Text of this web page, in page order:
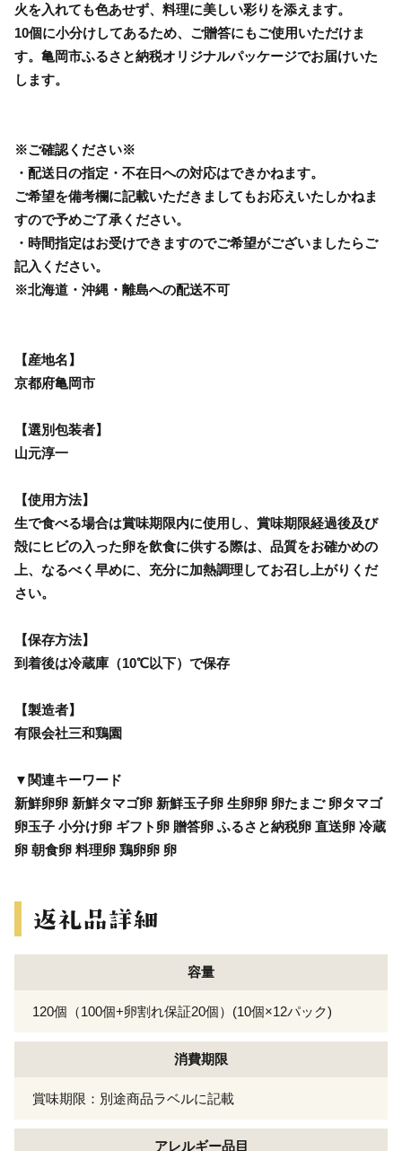
火を入れても色あせず、料理に美しい彩りを添えます。
10個に小分けしてあるため、ご贈答にもご使用いただけま
す。亀岡市ふるさと納税オリジナルパッケージでお届けいた
します。
※ご確認ください※
・配送日の指定・不在日への対応はできかねます。
ご希望を備考欄に記載いただきましてもお応えいたしかねま
すので予めご了承ください。
・時間指定はお受けできますのでご希望がございましたらご
記入ください。
※北海道・沖縄・離島への配送不可
【産地名】
京都府亀岡市
【選別包装者】
山元淳一
【使用方法】
生で食べる場合は賞味期限内に使用し、賞味期限経過後及び
殻にヒビの入った卵を飲食に供する際は、品質をお確かめの
上、なるべく早めに、充分に加熱調理してお召し上がりくだ
さい。
【保存方法】
到着後は冷蔵庫（10℃以下）で保存
【製造者】
有限会社三和鶏園
▼関連キーワード
新鮮卵卵 新鮮タマゴ卵 新鮮玉子卵 生卵卵 卵たまご 卵タマゴ
卵玉子 小分け卵 ギフト卵 贈答卵 ふるさと納税卵 直送卵 冷蔵
卵 朝食卵 料理卵 鶏卵卵 卵
容量
120個（100個+卵割れ保証20個）(10個×12パック)
消費期限
賞味期限：別途商品ラベルに記載
アレルギー品目